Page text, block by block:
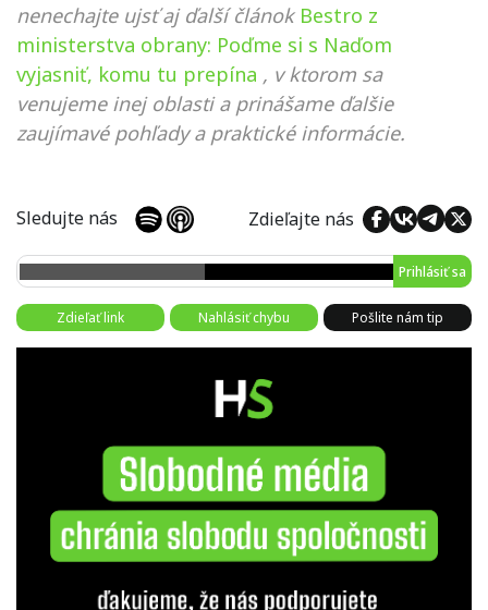
nenechajte ujsť aj ďalší článok Bestro z
ministerstva obrany: Poďme si s Naďom
vyjasniť, komu tu prepína , v ktorom sa
venujeme inej oblasti a prinášame ďalšie
zaujímavé pohľady a praktické informácie.
Sledujte nás Zdieľajte nás
Prihlásiť sa
Zdieľať link Nahlásiť chybu Pošlite nám tip